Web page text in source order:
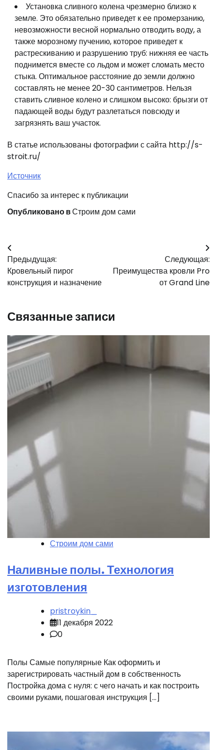
Установка сливного колена чрезмерно близко к
земле. Это обязательно приведет к ее промерзанию,
невозможности весной нормально отводить воду, а
также морозному пучению, которое приведет к
растрескиванию и разрушению труб: нижняя ее часть
поднимется вместе со льдом и может сломать место
стыка. Оптимальное расстояние до земли должно
составлять не менее 20-30 сантиметров. Нельзя
ставить сливное колено и слишком высоко: брызги от
падающей воды будут разлетаться повсюду и
загрязнять ваш участок.
В статье использованы фотографии с сайта http://s-
stroit.ru/
Источник
Спасибо за интерес к публикации
Опубликовано вСтроим дом сами
Навигация
по
записям
Предыдущая:
Кровельный пирог
конструкция и назначение
Следующая:
Преимущества кровли Pro
от Grand Line
Связанные записи
Строим дом сами
Наливные полы. Технология
изготовления
pristroykin_
11 декабря 2022
0
Полы Самые популярные Как оформить и
зарегистрировать частный дом в собственность
Постройка дома с нуля: с чего начать и как построить
своими руками, пошаговая инструкция […]